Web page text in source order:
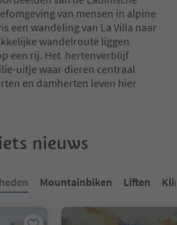
van mensen in alpine
een wandeling van La Villa naar
wandelroute liggen
een rij. Het hertenverblijf
uitje waar dieren centraal
en damherten leven hier
nieuws
Mountainbiken Liften